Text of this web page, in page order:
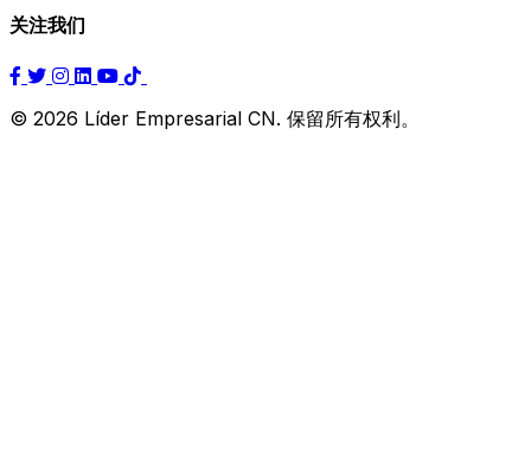
关注我们
© 2026 Líder Empresarial CN. 保留所有权利。